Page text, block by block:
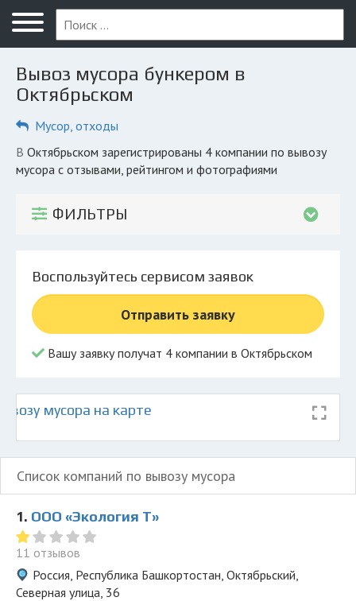
Меню
Главная
Вопрос юристу
Вывоз
Рег. операторы
Личный кабинет
© 2026 Все права защищены
Вывоз мусора бункером в
Октябрьском
Мусор, отходы
в Октябрьском зарегистрированы 4 компании по вывозу
мусора с отзывами, рейтингом и фотографиями
ФИЛЬТРЫ
Воспользуйтесь сервисом заявок
Отправить заявку
Вашу заявку получат 4 компании в Октябрьском
мусора на карте
Список компаний по вывозу мусора
1. ООО «Экология Т»
11 отзывов
Россия, Республика Башкортостан, Октябрьский,
Северная улица, 36